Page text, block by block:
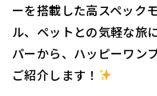
ーを搭載した高スペック
ル、ペットとの気軽な旅
パーから、ハッピーワン
ご紹介します！